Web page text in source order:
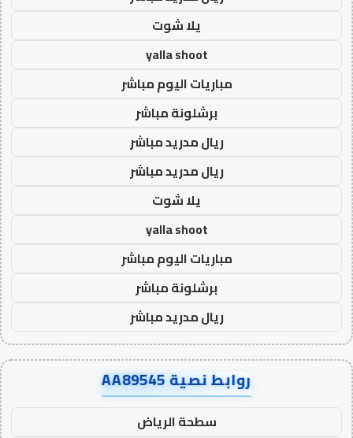
يلا شوت
yalla shoot
مباريات اليوم مباشر
برشلونة مباشر
ريال مدريد مباشر
ريال مدريد مباشر
يلا شوت
yalla shoot
مباريات اليوم مباشر
برشلونة مباشر
ريال مدريد مباشر
روابط نصية AA89545
سطحة الرياض